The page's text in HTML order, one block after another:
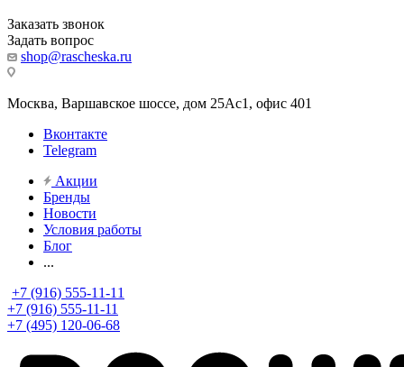
Заказать звонок
Задать вопрос
shop@rascheska.ru
Москва, Варшавское шоссе, дом 25Аc1, офис 401
Вконтакте
Telegram
Акции
Бренды
Новости
Условия работы
Блог
...
+7 (916) 555-11-11
+7 (916) 555-11-11
+7 (495) 120-06-68